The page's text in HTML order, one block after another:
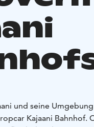
und seine
Kajaani Bahnhof.